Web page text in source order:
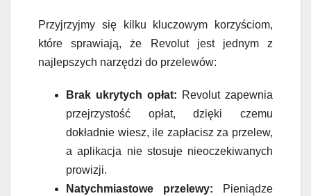
Przyjrzyjmy się kilku kluczowym korzyściom,
które sprawiają, że Revolut jest jednym z
najlepszych narzędzi do przelewów:
Brak ukrytych opłat: Revolut zapewnia
przejrzystość opłat, dzięki czemu
dokładnie wiesz, ile zapłacisz za przelew,
a aplikacja nie stosuje nieoczekiwanych
prowizji.
Natychmiastowe przelewy: Pieniądze